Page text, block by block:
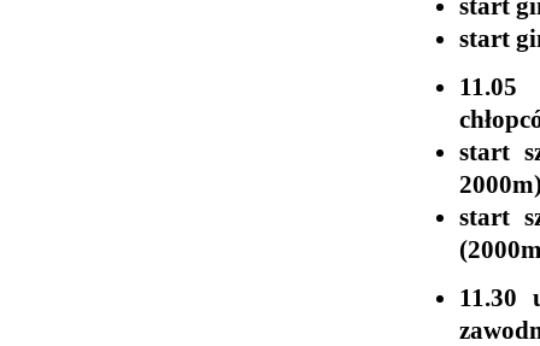
start
start
11.05
start
start
11.30